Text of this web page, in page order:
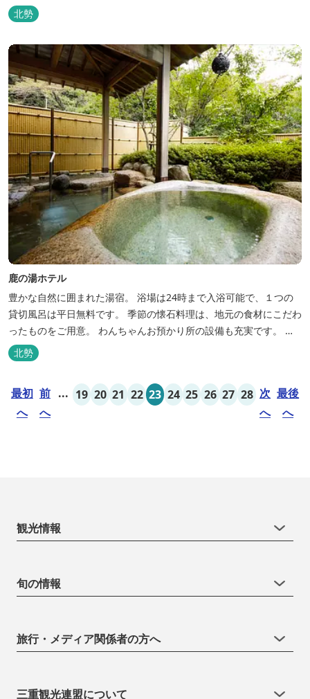
北勢
鹿の湯ホテル
豊かな自然に囲まれた湯宿。 浴場は24時まで入浴可能で、１つの
貸切風呂は平日無料です。 季節の懐石料理は、地元の食材にこだわ
ったものをご用意。 わんちゃんお預かり所の設備も充実です。 女
将手作りのお酢とカモシカソフトが人気です。 お食事処と大浴場の
脱衣所に最新の高機能換気設備を導入いたしました。
北勢
最初
へ
前
へ
... 19 20 21 22 23 24 25 26 27 28 次
へ
最後
へ
観光情報
旬の情報
旅行・メディア関係者の方へ
三重観光連盟について